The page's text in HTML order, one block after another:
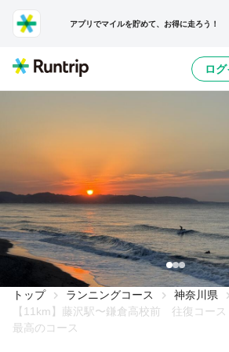
アプリでマイルを貯めて、お得に走ろう！
ロ
トップ ランニングコース 神奈川県
【11km】藤沢駅〜鎌倉高校前 往復コー
最高のコース